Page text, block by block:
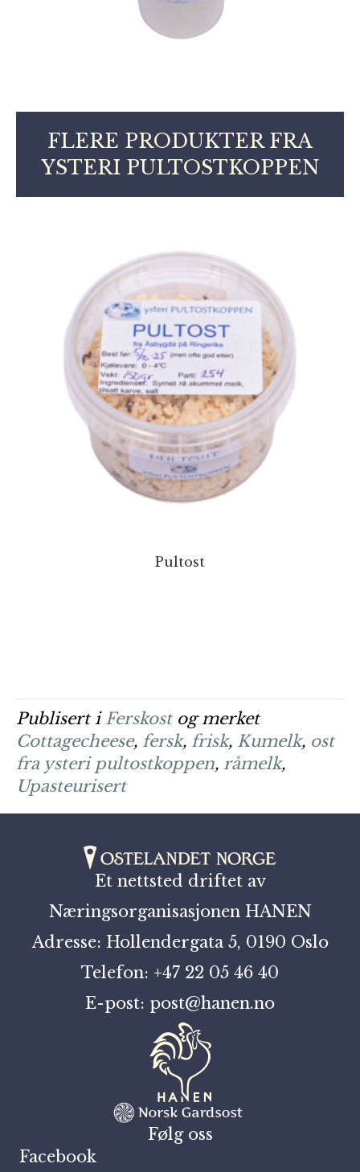
FLERE PRODUKTER FRA
YSTERI PULTOSTKOPPEN
Pultost
Publisert i Ferskostog merket
Cottagecheese, fersk, frisk, Kumelk, ost
fra ysteri pultostkoppen, råmelk,
Upasteurisert
Et nettsted driftet av
Næringsorganisasjonen HANEN
Adresse: Hollendergata 5, 0190 Oslo
Telefon: +47 22 05 46 40
E-post: post@hanen.no
Følg oss
Facebook